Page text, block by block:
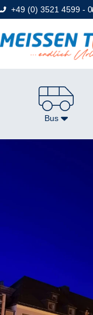
Direkt
zum+49 (0) 3521 4599 - 0
Bus